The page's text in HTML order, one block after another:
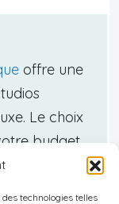
technologies telles
offre une
Le choix
budget,
et du